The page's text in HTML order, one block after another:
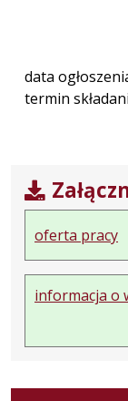
data
termin
oferta pracy
informacja o